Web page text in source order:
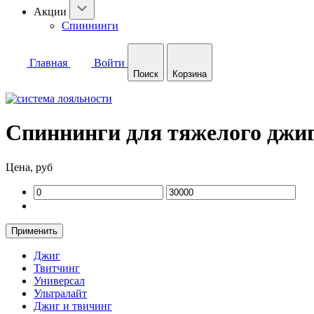
Акции
Спиннинги
Главная Войти
Поиск Корзина
Спиннинги для тяжелого
Цена, руб
Применить
Джиг
Твитчинг
Универсал
Ультралайт
Джиг и твичинг